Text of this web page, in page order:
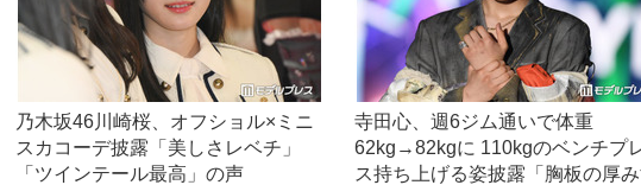
乃木坂46川崎桜、オフショル×ミニ
スカコーデ披露「美しさレベチ」
「ツインテール最高」の声
寺田心、週6ジム通いで体重
62kg→82kgに 110kgのベンチプ
ス持ち上げる姿披露「胸板の厚